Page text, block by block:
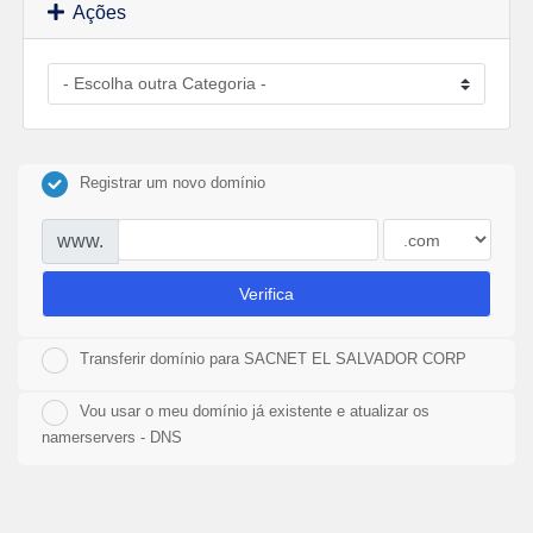
Ações
Registrar um novo domínio
www.
Verifica
Transferir domínio para SACNET EL SALVADOR CORP
Vou usar o meu domínio já existente e atualizar os
namerservers - DNS